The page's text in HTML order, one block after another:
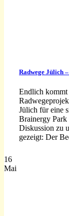
Radwege Jülich
Endlich
Jülich für eine
Brainergy
Diskussion zu
gezeigt: Der
16
Mai